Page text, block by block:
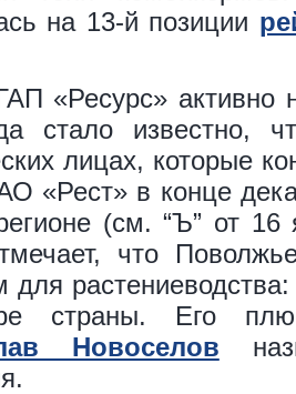
на 13-й позиции
«Ресурс» активно
стало известно,
лицах, которые
«Рест» в конце
(см. “Ъ” от 16
что
для
страны. Его
Новоселов